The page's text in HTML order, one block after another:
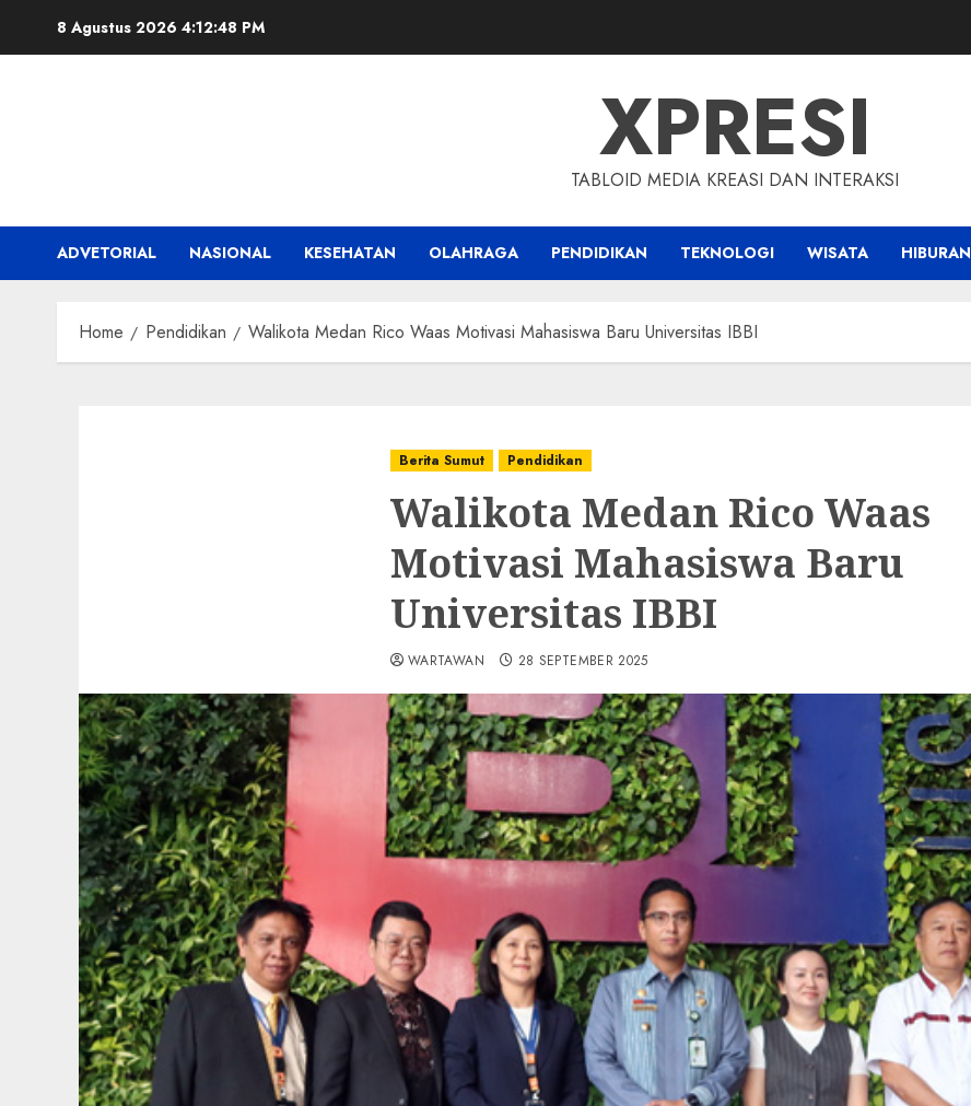
8 Agustus 2026 4:12:50 PM
XPRESI
TABLOID MEDIA KREASI DAN INTERAKSI
ADVETORIAL NASIONAL KESEHATAN OLAHRAGA PENDIDIKAN TEKNOLOGI WISATA HIBURAN
Home Pendidikan Walikota Medan Rico Waas Motivasi Mahasiswa Baru Universitas IBBI
Berita Sumut Pendidikan
Walikota Medan Rico Waas
Motivasi Mahasiswa Baru
Universitas IBBI
WARTAWAN 28 SEPTEMBER 2025